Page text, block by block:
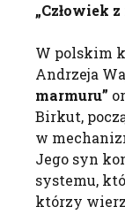
„Człowiek
W polskim
Andrzeja
marmuru”
Birkut,
w
Jego syn
systemu,
którzy